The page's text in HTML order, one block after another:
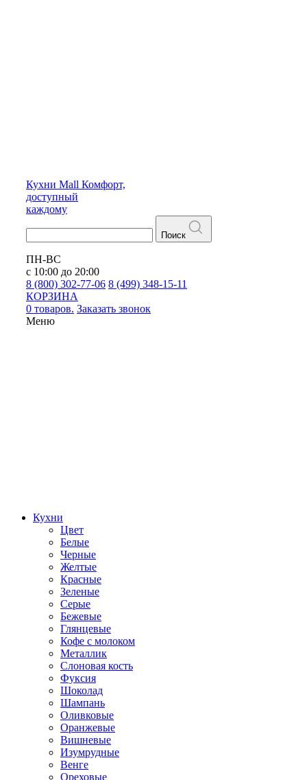
Кухни Mall Комфорт,
доступный
каждому
Поиск
ПН-ВС
с 10:00 до 20:00
8 (800) 302-77-06 8 (499) 348-15-11
КОРЗИНА
0 товаров. Заказать звонок
Меню
Кухни
Цвет
Белые
Черные
Желтые
Красные
Зеленые
Серые
Бежевые
Глянцевые
Кофе с молоком
Металлик
Слоновая кость
Фуксия
Шоколад
Шампань
Оливковые
Оранжевые
Вишневые
Изумрудные
Венге
Ореховые